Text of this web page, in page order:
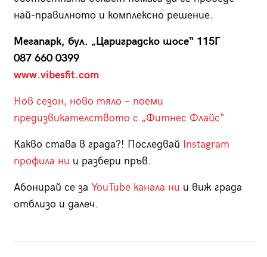
най-правилното и комплексно решение.
Мегапарк, бул. „Цариградско шосе“ 115Г
087 660 0399
www.vibesfit.com
Нов сезон, ново тяло – поеми
предизвикателството с „Фитнес Флайс“
Какво става в града?! Последвай Instagram
профила ни и разбери пръв.
Абонирай се за YouTube канала ни и виж града
отблизо и далеч.